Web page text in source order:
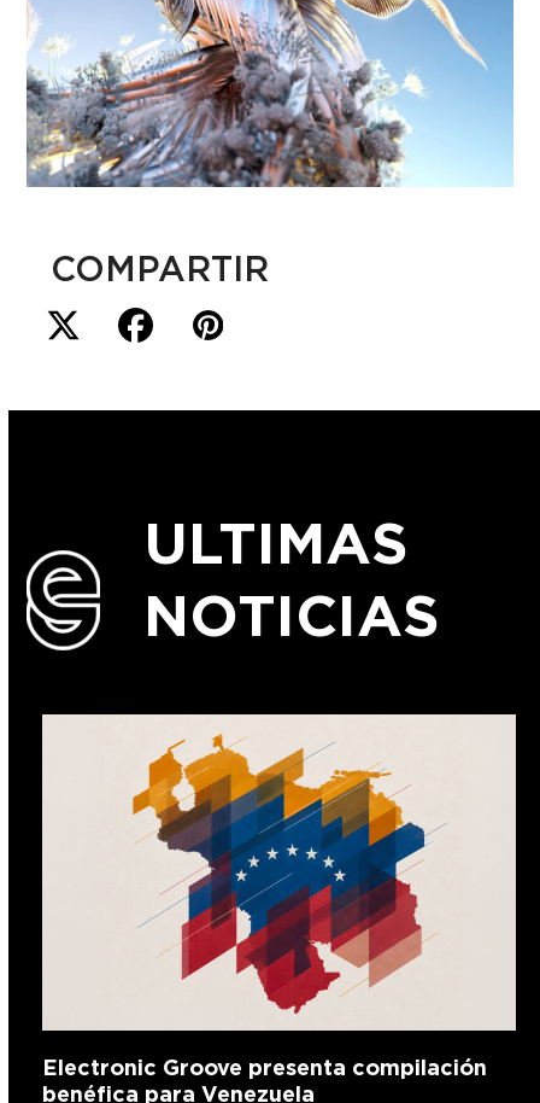
COMPARTIR
ULTIMAS
NOTICIAS
Electronic Groove presenta compilación
benéfica para Venezuela